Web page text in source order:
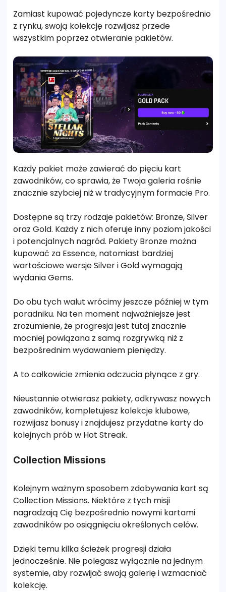
Zamiast kupować pojedyncze karty bezpośrednio
z rynku, swoją kolekcję rozwijasz przede
wszystkim poprzez otwieranie pakietów.
Każdy pakiet może zawierać do pięciu kart
zawodników, co sprawia, że Twoja galeria rośnie
znacznie szybciej niż w tradycyjnym formacie Pro.
Dostępne są trzy rodzaje pakietów: Bronze, Silver
oraz Gold. Każdy z nich oferuje inny poziom jakości
i potencjalnych nagród. Pakiety Bronze można
kupować za Essence, natomiast bardziej
wartościowe wersje Silver i Gold wymagają
wydania Gems.
Do obu tych walut wrócimy jeszcze później w tym
poradniku. Na ten moment najważniejsze jest
zrozumienie, że progresja jest tutaj znacznie
mocniej powiązana z samą rozgrywką niż z
bezpośrednim wydawaniem pieniędzy.
A to całkowicie zmienia odczucia płynące z gry.
Nieustannie otwierasz pakiety, odkrywasz nowych
zawodników, kompletujesz kolekcje klubowe,
rozwijasz bonusy i znajdujesz przydatne karty do
kolejnych prób w Hot Streak.
Collection Missions
Kolejnym ważnym sposobem zdobywania kart są
Collection Missions. Niektóre z tych misji
nagradzają Cię bezpośrednio nowymi kartami
zawodników po osiągnięciu określonych celów.
Dzięki temu kilka ścieżek progresji działa
jednocześnie. Nie polegasz wyłącznie na jednym
systemie, aby rozwijać swoją galerię i wzmacniać
kolekcję.